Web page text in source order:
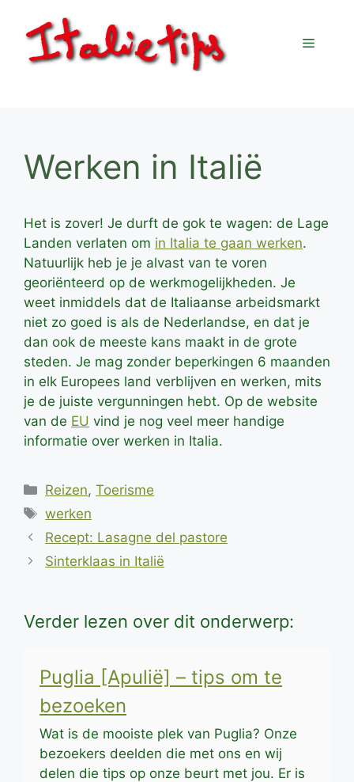
naar
inhoud
Menu
Werken in Italië
Het is zover! Je durft de gok te wagen: de Lage
Landen verlaten om in Italia te gaan werken.
Natuurlijk heb je je alvast van te voren
georiënteerd op de werkmogelijkheden. Je
weet inmiddels dat de Italiaanse arbeidsmarkt
niet zo goed is als de Nederlandse, en dat je
dan ook de meeste kans maakt in de grote
steden. Je mag zonder beperkingen 6 maanden
in elk Europees land verblijven en werken, mits
je de juiste vergunningen hebt. Op de website
van de EU vind je nog veel meer handige
informatie over werken in Italia.
Categorieën
Reizen,Toerisme
Tags
werken
Recept: Lasagne del pastore
Sinterklaas in Italië
Verder lezen over dit onderwerp:
Puglia [Apulië] – tips om te
bezoeken
Wat is de mooiste plek van Puglia? Onze
bezoekers deelden die met ons en wij
delen die tips op onze beurt met jou. Er is